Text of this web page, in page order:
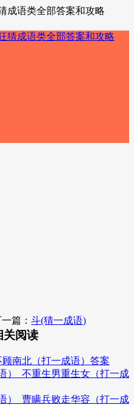
成语类全部答案和攻略
一篇：斗(猜一成语)
关阅读
南北（打一成语）答案
）_不重生男重生女（打一成
）_曹瞒兵败走华容（打一成